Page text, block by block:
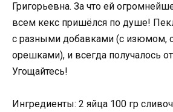
Григорьевна. За что ей
всем кекс пришёлся по душе!
с разными добавками (с изюмом,
орешками), и всегда получалось
Угощайтесь!
Ингредиенты: 2 яйца 100 гр